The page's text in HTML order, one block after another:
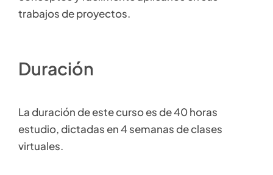
trabajos de proyectos.
Duración
La duración de este curso es de 40 horas
estudio, dictadas en 4 semanas de clases
virtuales.